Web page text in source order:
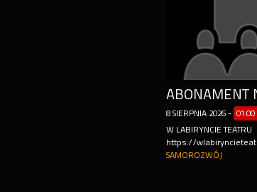
ABONAMENT
8 SIERPNIA 2026 -
W LABIRYNCIE TEATRU
https://
SAMOROZWÓJ